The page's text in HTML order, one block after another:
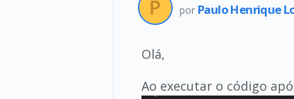
por Paulo Henrique
Olá,
Ao executar o código